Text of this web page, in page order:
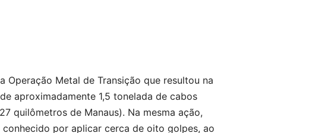
Metal de Transição que resultou na
aproximadamente 1,5 tonelada de cabos
quilômetros de Manaus). Na mesma ação,
por aplicar cerca de oito golpes, ao